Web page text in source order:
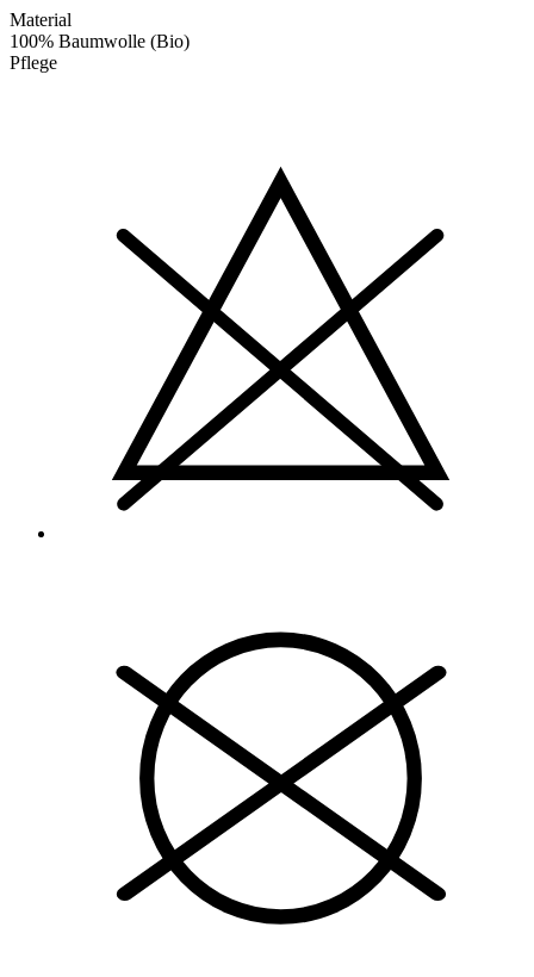
Material
100% Baumwolle (Bio)
Pflege